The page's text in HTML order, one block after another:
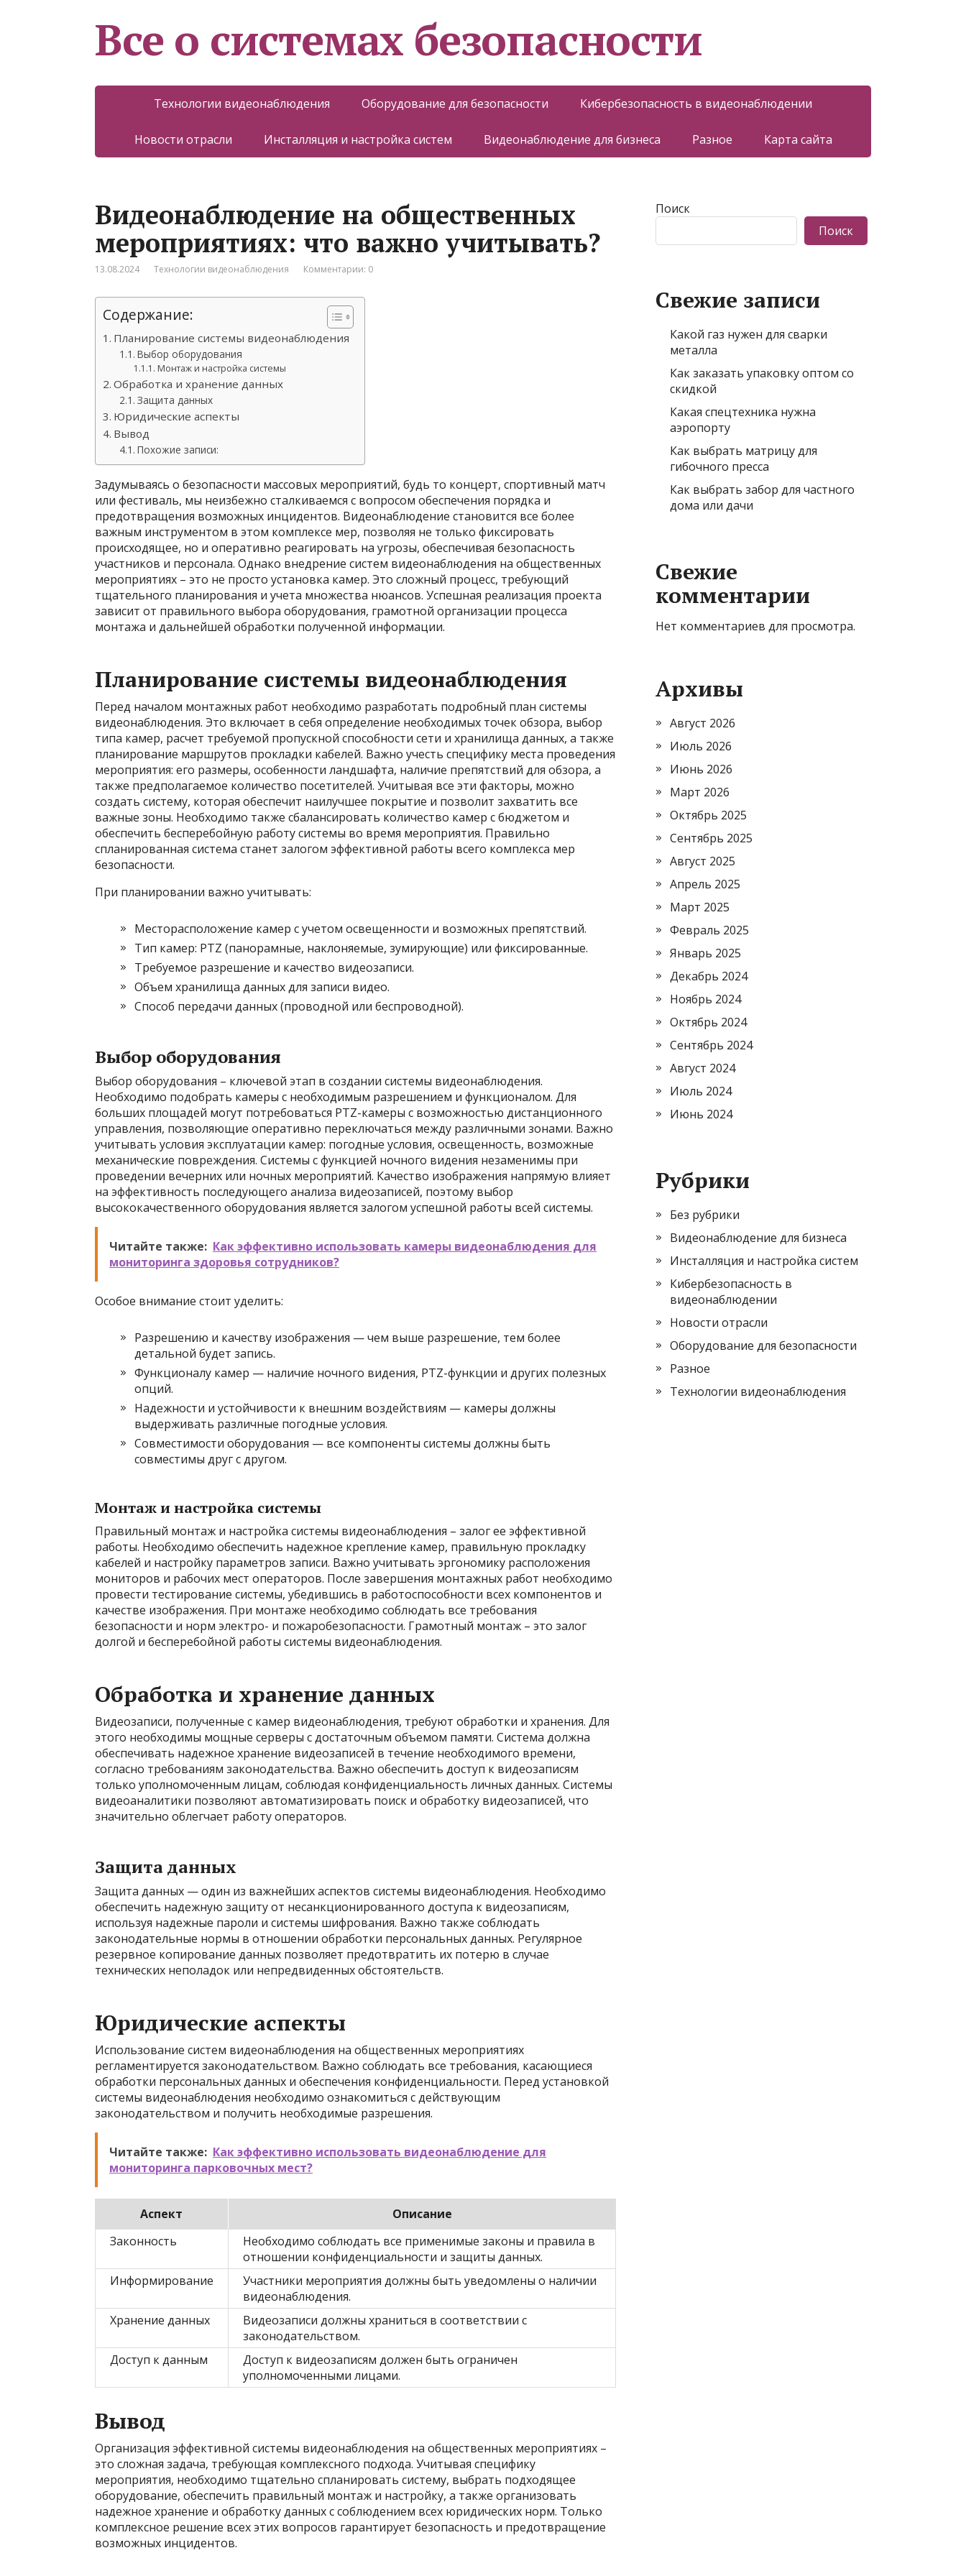
Все о системах безопасности
Технологии видеонаблюдения Оборудование для безопасности Кибербезопасность в видеонаблюдении
Новости отрасли Инсталляция и настройка систем Видеонаблюдение для бизнеса Разное Карта сайта
Видеонаблюдение на общественных
мероприятиях: что важно учитывать?
13.08.2024 Технологии видеонаблюдения Комментарии: 0
Содержание:
Планирование системы видеонаблюдения
Выбор оборудования
Монтаж и настройка системы
Обработка и хранение данных
Защита данных
Юридические аспекты
Вывод
Похожие записи:
Задумываясь о безопасности массовых мероприятий, будь то концерт, спортивный матч
или фестиваль, мы неизбежно сталкиваемся с вопросом обеспечения порядка и
предотвращения возможных инцидентов. Видеонаблюдение становится все более
важным инструментом в этом комплексе мер, позволяя не только фиксировать
происходящее, но и оперативно реагировать на угрозы, обеспечивая безопасность
участников и персонала. Однако внедрение систем видеонаблюдения на общественных
мероприятиях – это не просто установка камер. Это сложный процесс, требующий
тщательного планирования и учета множества нюансов. Успешная реализация проекта
зависит от правильного выбора оборудования, грамотной организации процесса
монтажа и дальнейшей обработки полученной информации.
Планирование системы видеонаблюдения
Перед началом монтажных работ необходимо разработать подробный план системы
видеонаблюдения. Это включает в себя определение необходимых точек обзора, выбор
типа камер, расчет требуемой пропускной способности сети и хранилища данных, а также
планирование маршрутов прокладки кабелей. Важно учесть специфику места проведения
мероприятия: его размеры, особенности ландшафта, наличие препятствий для обзора, а
также предполагаемое количество посетителей. Учитывая все эти факторы, можно
создать систему, которая обеспечит наилучшее покрытие и позволит захватить все
важные зоны. Необходимо также сбалансировать количество камер с бюджетом и
обеспечить бесперебойную работу системы во время мероприятия. Правильно
спланированная система станет залогом эффективной работы всего комплекса мер
безопасности.
При планировании важно учитывать:
Месторасположение камер с учетом освещенности и возможных препятствий.
Тип камер: PTZ (панорамные, наклоняемые, зумирующие) или фиксированные.
Требуемое разрешение и качество видеозаписи.
Объем хранилища данных для записи видео.
Способ передачи данных (проводной или беспроводной).
Выбор оборудования
Выбор оборудования – ключевой этап в создании системы видеонаблюдения.
Необходимо подобрать камеры с необходимым разрешением и функционалом. Для
больших площадей могут потребоваться PTZ-камеры с возможностью дистанционного
управления, позволяющие оперативно переключаться между различными зонами. Важно
учитывать условия эксплуатации камер: погодные условия, освещенность, возможные
механические повреждения. Системы с функцией ночного видения незаменимы при
проведении вечерних или ночных мероприятий. Качество изображения напрямую влияет
на эффективность последующего анализа видеозаписей, поэтому выбор
высококачественного оборудования является залогом успешной работы всей системы.
Читайте также: Как эффективно использовать камеры видеонаблюдения для
мониторинга здоровья сотрудников?
Особое внимание стоит уделить:
Разрешению и качеству изображения — чем выше разрешение, тем более
детальной будет запись.
Функционалу камер — наличие ночного видения, PTZ-функции и других полезных
опций.
Надежности и устойчивости к внешним воздействиям — камеры должны
выдерживать различные погодные условия.
Совместимости оборудования — все компоненты системы должны быть
совместимы друг с другом.
Монтаж и настройка системы
Правильный монтаж и настройка системы видеонаблюдения – залог ее эффективной
работы. Необходимо обеспечить надежное крепление камер, правильную прокладку
кабелей и настройку параметров записи. Важно учитывать эргономику расположения
мониторов и рабочих мест операторов. После завершения монтажных работ необходимо
провести тестирование системы, убедившись в работоспособности всех компонентов и
качестве изображения. При монтаже необходимо соблюдать все требования
безопасности и норм электро- и пожаробезопасности. Грамотный монтаж – это залог
долгой и бесперебойной работы системы видеонаблюдения.
Обработка и хранение данных
Видеозаписи, полученные с камер видеонаблюдения, требуют обработки и хранения. Для
этого необходимы мощные серверы с достаточным объемом памяти. Система должна
обеспечивать надежное хранение видеозаписей в течение необходимого времени,
согласно требованиям законодательства. Важно обеспечить доступ к видеозаписям
только уполномоченным лицам, соблюдая конфиденциальность личных данных. Системы
видеоаналитики позволяют автоматизировать поиск и обработку видеозаписей, что
значительно облегчает работу операторов.
Защита данных
Защита данных — один из важнейших аспектов системы видеонаблюдения. Необходимо
обеспечить надежную защиту от несанкционированного доступа к видеозаписям,
используя надежные пароли и системы шифрования. Важно также соблюдать
законодательные нормы в отношении обработки персональных данных. Регулярное
резервное копирование данных позволяет предотвратить их потерю в случае
технических неполадок или непредвиденных обстоятельств.
Юридические аспекты
Использование систем видеонаблюдения на общественных мероприятиях
регламентируется законодательством. Важно соблюдать все требования, касающиеся
обработки персональных данных и обеспечения конфиденциальности. Перед установкой
системы видеонаблюдения необходимо ознакомиться с действующим
законодательством и получить необходимые разрешения.
Читайте также: Как эффективно использовать видеонаблюдение для
мониторинга парковочных мест?
Аспект
Описание
Законность
Необходимо соблюдать все применимые законы и правила в
отношении конфиденциальности и защиты данных.
Информирование
Участники мероприятия должны быть уведомлены о наличии
видеонаблюдения.
Хранение данных
Видеозаписи должны храниться в соответствии с
законодательством.
Доступ к данным
Доступ к видеозаписям должен быть ограничен
уполномоченными лицами.
Вывод
Организация эффективной системы видеонаблюдения на общественных мероприятиях –
это сложная задача, требующая комплексного подхода. Учитывая специфику
мероприятия, необходимо тщательно спланировать систему, выбрать подходящее
оборудование, обеспечить правильный монтаж и настройку, а также организовать
надежное хранение и обработку данных с соблюдением всех юридических норм. Только
комплексное решение всех этих вопросов гарантирует безопасность и предотвращение
возможных инцидентов.
Поиск
Поиск
Свежие записи
Какой газ нужен для сварки
металла
Как заказать упаковку оптом со
скидкой
Какая спецтехника нужна
аэропорту
Как выбрать матрицу для
гибочного пресса
Как выбрать забор для частного
дома или дачи
Свежие
комментарии
Нет комментариев для просмотра.
Архивы
Август 2026
Июль 2026
Июнь 2026
Март 2026
Октябрь 2025
Сентябрь 2025
Август 2025
Апрель 2025
Март 2025
Февраль 2025
Январь 2025
Декабрь 2024
Ноябрь 2024
Октябрь 2024
Сентябрь 2024
Август 2024
Июль 2024
Июнь 2024
Рубрики
Без рубрики
Видеонаблюдение для бизнеса
Инсталляция и настройка систем
Кибербезопасность в
видеонаблюдении
Новости отрасли
Оборудование для безопасности
Разное
Технологии видеонаблюдения